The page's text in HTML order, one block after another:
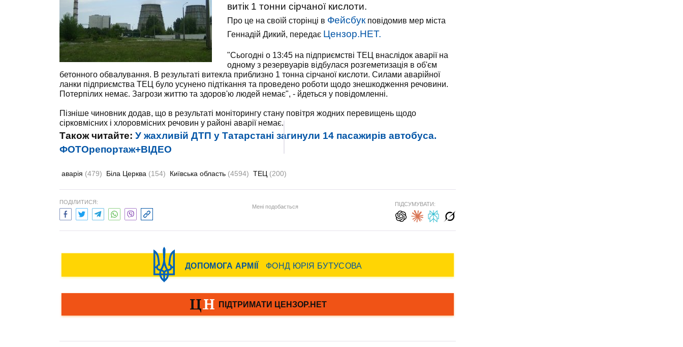
витік 1 тонни сірчаної кислоти.
Про це на своїй сторінці в Фейсбук повідомив мер міста
Геннадій Дикий, передає Цензор.НЕТ.
"Сьогодні о 13:45 на підприємстві ТЕЦ внаслідок аварії на
одному з резервуарів відбулася розгеметизація в об'єм
бетонного обвалування. В результаті витекла приблизно 1 тонна сірчаної кислоти. Силами аварійної
ланки підприємства ТЕЦ було усунено підтікання та проведено роботи щодо знешкодження речовини.
Потерпілих немає. Загрози життю та здоров'ю людей немає", - йдеться у повідомленні.
Пізніше чиновник додав, що в результаті моніторингу стану повітря жодних перевищень щодо
сірковмісних і хлоровмісних речовин у районі аварії немає.
Також читайте: У жахливій ДТП у Татарстані загинули 14 пасажирів автобуса.
ФОТОрепортаж+ВІДЕО
аварія (479) Біла Церква (154) Київська область (4594) ТЕЦ (200)
ПОДІЛИТИСЯ:
Мені подобається ПІДСУМУВАТИ: